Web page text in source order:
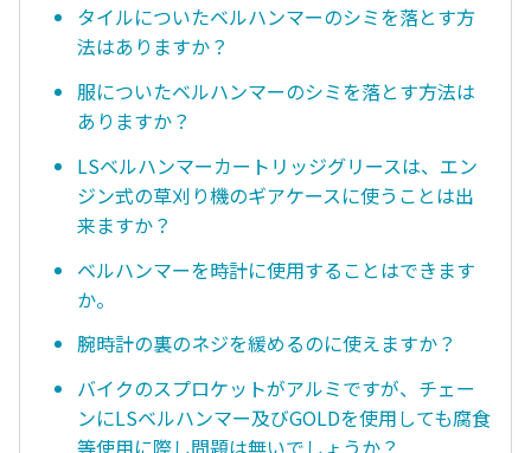
タイルについたベルハンマーのシミを落とす方
法はありますか？
服についたベルハンマーのシミを落とす方法は
ありますか？
LSベルハンマーカートリッジグリースは、エン
ジン式の草刈り機のギアケースに使うことは出
来ますか？
ベルハンマーを時計に使用することはできます
か。
腕時計の裏のネジを緩めるのに使えますか？
バイクのスプロケットがアルミですが、チェー
ンにLSベルハンマー及びGOLDを使用しても腐食
等使用に際し問題は無いでしょうか？